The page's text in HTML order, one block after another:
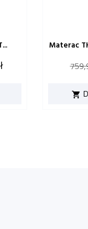
Materac
